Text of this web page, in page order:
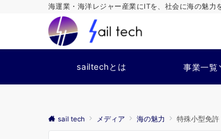
海運業・海洋レジャー産業にITを、社会に海の魅力
sailtechとは 事業一覧
sail tech メディア 海の魅力 特殊小型免